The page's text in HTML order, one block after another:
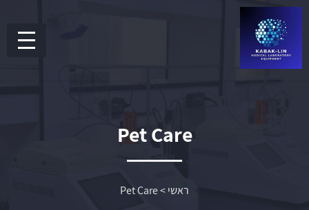
Pet Care
ראשי>
Pet Care